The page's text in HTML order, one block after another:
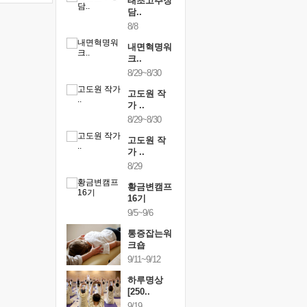
담..
8/8
내면혁명워
크..
8/29~8/30
고도원 작
가 ..
8/29~8/30
고도원 작
가 ..
8/29
황금변캠프
16기
9/5~9/6
통증잡는워
크숍
9/11~9/12
하루명상
[250..